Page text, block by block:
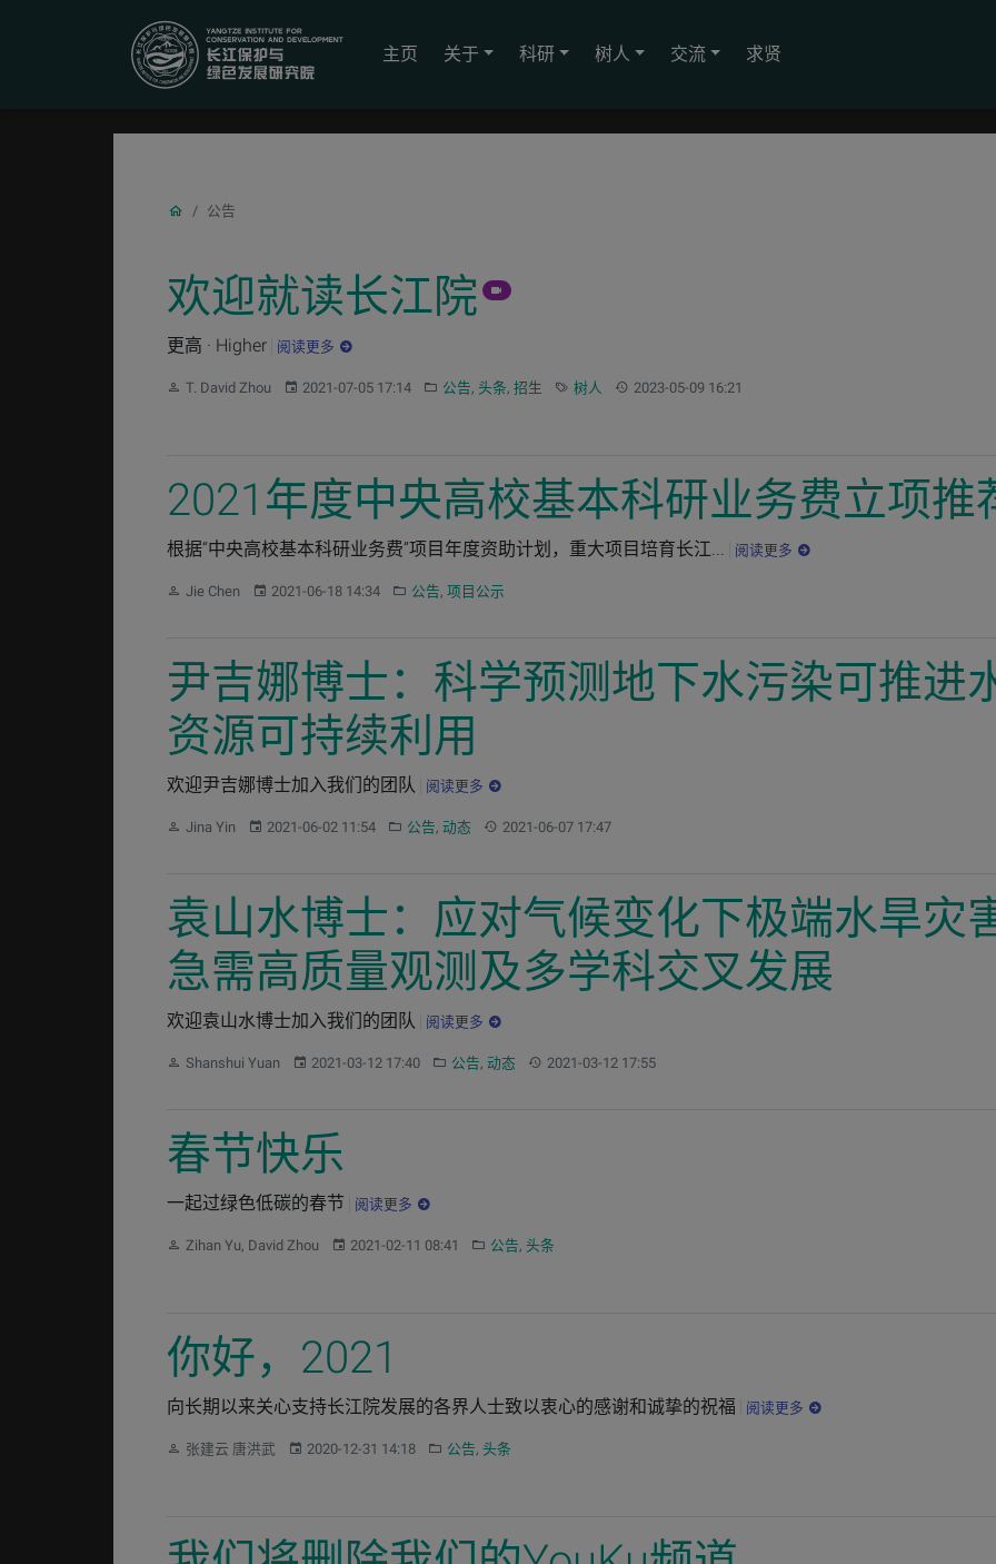
YICODE
主页 关于 科研 树人 交流 求贤
公告
欢迎就读长江院
更高 · Higher 阅读更多
作者：
T. David Zhou 发布：2021-07-05 17:14 分类：
公告, 头条, 招生 标签：
树人 更新：2023-05-09 16:21
2021年度中央高校基本科研业务费立项推
根据“中央高校基本科研业务费”项目年度资助计划，重大项目培育长江... 阅读更多
作者：Jie Chen 发布：2021-06-18 14:34 分类：
公告, 项目公示
尹吉娜博士：科学预测地下水污染可推进
资源可持续利用
欢迎尹吉娜博士加入我们的团队 阅读更多
作者：
Jina Yin 发布：2021-06-02 11:54 分类：
公告, 动态 更新：2021-06-07 17:47
袁山水博士：应对气候变化下极端水旱灾
急需高质量观测及多学科交叉发展
欢迎袁山水博士加入我们的团队 阅读更多
作者：Shanshui Yuan 发布：2021-03-12 17:40 分类：
公告, 动态 更新：2021-03-12 17:55
春节快乐
一起过绿色低碳的春节 阅读更多
作者：
Zihan Yu, David Zhou 发布：2021-02-11 08:41 分类：
公告, 头条
你好，2021
向长期以来关心支持长江院发展的各界人士致以衷心的感谢和诚挚的祝福 阅读更多
作者：张建云 唐洪武 发布：2020-12-31 14:18 分类：
公告, 头条